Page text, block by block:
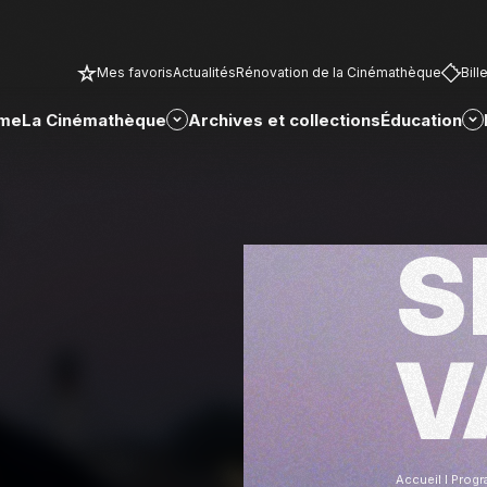
Mes favorisActualitésRénovation de la Cinémathèque
La Cinémathèque Archives et collectionsÉducation
Accueil